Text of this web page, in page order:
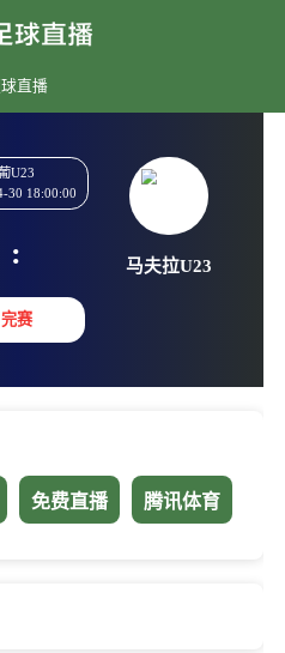
直播
葡U23
2025-04-30 18:00:00
:
完赛
免费直播 腾讯体育